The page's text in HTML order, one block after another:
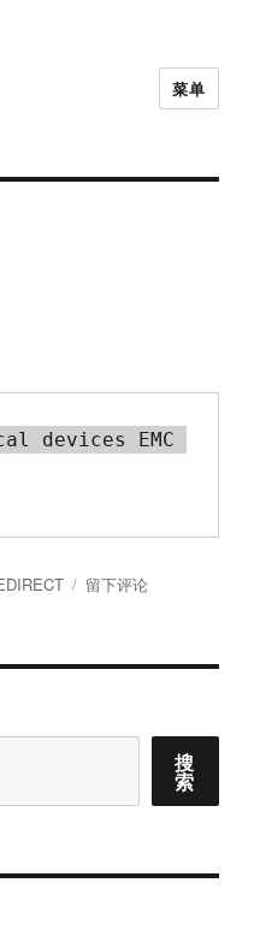
菜单
devices EMC
于
转
留下评论
搜
索